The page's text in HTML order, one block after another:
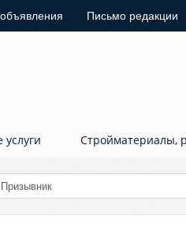
Письмо редакции
услуги Стройматериалы,